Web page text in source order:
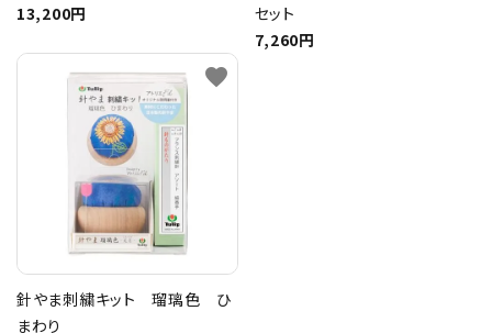
13,200円
セット
7,260円
針やま刺繍キット 瑠璃色 ひ
まわり
favorite